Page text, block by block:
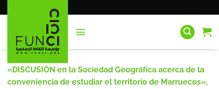
al
«DISCUSIÓN en la Sociedad Geográfica acerca de la
conveniencia de estudiar el territorio de Marruecos»,